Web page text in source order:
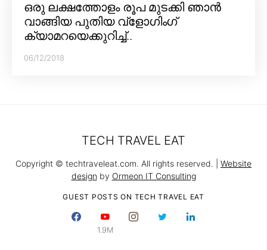
ഒരു ലക്ഷത്തോളം രൂപ മുടക്കി ഞാൻ
വാങ്ങിയ പുതിയ വ്‌ളോഗിംഗ്
ക്യാമറയെക്കുറിച്ച്..
06/12/2018
GUEST POSTS ON TECH TRAVEL EAT
1.9M
TECH TRAVEL EAT
Copyright © techtraveleat.com. All rights reserved. | Website
design by Ormeon IT Consulting